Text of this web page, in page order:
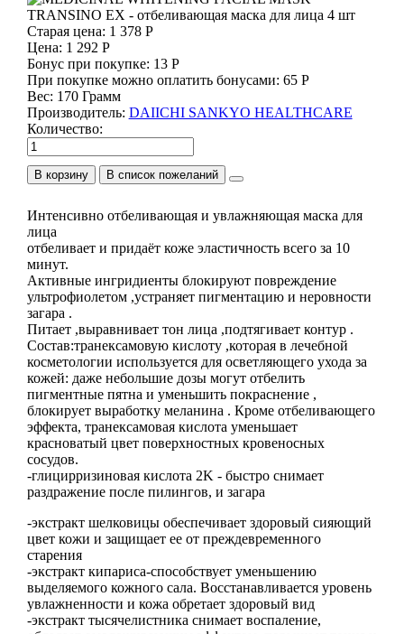
Старая цена: 1 378 Р
Цена: 1 292 Р
Бонус при покупке: 13 Р
При покупке можно оплатить бонусами: 65 Р
Вес: 170 Грамм
Производитель: DAIICHI SANKYO HEALTHCARE
Количество:
В корзину
Интенсивно отбеливающая и увлажняющая маска для
лица
отбеливает и придаёт коже эластичность всего за 10
минут.
Активные ингридиенты блокируют повреждение
ультрофиолетом ,устраняет пигментацию и неровности
загара .
Питает ,выравнивает тон лица ,подтягивает контур .
Cостав:транексамовую кислоту ,которая в лечебной
косметологии используется для осветляющего ухода за
кожей: даже небольшие дозы могут отбелить
пигментные пятна и уменьшить покраснение ,
блокирует выработку меланина . Кроме отбеливающего
эффекта, транексамовая кислота уменьшает
красноватый цвет поверхностных кровеносных
сосудов.
-глицирризиновая кислота 2K - быстро снимает
раздражение после пилингов, и загара
-экстракт шелковицы обеспечивает здоровый сияющий
цвет кожи и защищает ее от преждевременного
старения
-экстракт кипариса-способствует уменьшению
выделяемого кожного сала. Восстанавливается уровень
увлажненности и кожа обретает здоровый вид
-экстракт тысячелистника снимает воспаление,